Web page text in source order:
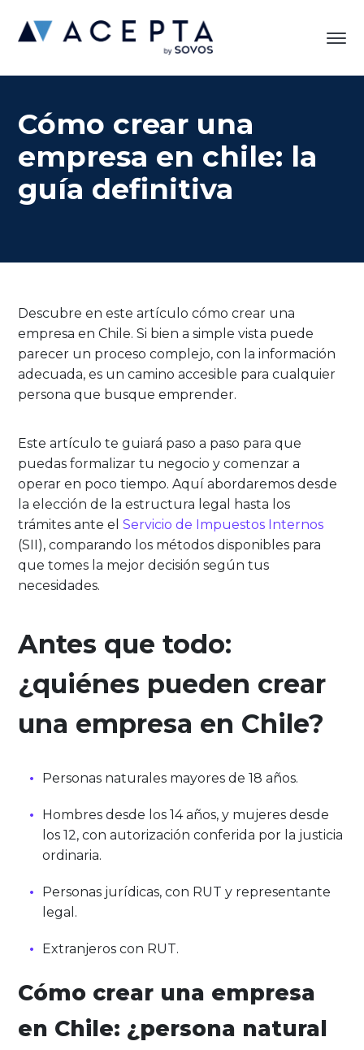
Cómo crear una
empresa en chile: la
guía definitiva
Descubre en este artículo cómo crear una
empresa en Chile. Si bien a simple vista puede
parecer un proceso complejo, con la información
adecuada, es un camino accesible para cualquier
persona que busque emprender.
Este artículo te guiará paso a paso para que
puedas formalizar tu negocio y comenzar a
operar en poco tiempo. Aquí abordaremos desde
la elección de la estructura legal hasta los
trámites ante elServicio de Impuestos Internos
(SII), comparando los métodos disponibles para
que tomes la mejor decisión según tus
necesidades.
Antes que todo:
¿quiénes pueden crear
una empresa en Chile?
Personas naturales mayores de 18 años.
Hombres desde los 14 años, y mujeres desde
los 12, con autorización conferida por la justicia
ordinaria.
Personas jurídicas, con RUT y representante
legal.
Extranjeros con RUT.
Cómo crear una empresa
en Chile: ¿persona natural